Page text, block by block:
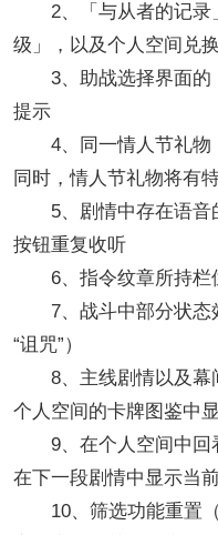
2、「与从者的记录
级」，以及个人空间兑
3、助战选择界面的
提示
4、同一情人节礼物
同时，情人节礼物将有
5、剧情中存在语音
按钮重复收听
6、指令纹章所持栏
7、战斗中部分状态效
“诅咒”）
8、主线剧情以及幕
个人空间的卡牌图鉴中
9、在个人空间中回
在下一段剧情中显示当
10、筛选功能重置（